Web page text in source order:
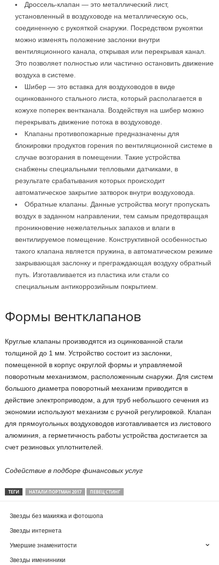
Дроссель-клапан — это металлический лист,
установленный в воздуховоде на металлическую ось,
соединенную с рукояткой снаружи. Посредством рукоятки
можно изменять положение заслонки внутри
вентиляционного канала, открывая или перекрывая канал.
Это позволяет полностью или частично остановить движение
воздуха в системе.
Шибер — это вставка для воздуховодов в виде
оцинкованного стального листа, который располагается в
кожухе поперек вентканала. Воздействуя на шибер можно
перекрывать движение потока в воздуховоде.
Клапаны противопожарные предназначены для
блокировки продуктов горения по вентиляционной системе в
случае возгорания в помещении. Такие устройства
снабжены специальными тепловыми датчиками, в
результате срабатывания которых происходит
автоматическое закрытие затворок внутри воздуховода.
Обратные клапаны. Данные устройства могут пропускать
воздух в заданном направлении, тем самым предотвращая
проникновение нежелательных запахов и влаги в
вентилируемое помещение. Конструктивной особенностью
такого клапана является пружина, в автоматическом режиме
закрывающая заслонку и преграждающая воздуху обратный
путь. Изготавливается из пластика или стали со
специальным антикоррозийным покрытием.
Формы вентклапанов
Круглые клапаны производятся из оцинкованной стали
толщиной до 1 мм. Устройство состоит из заслонки,
помещенной в корпус округлой формы и управляемой
поворотным механизмом, расположенным снаружи. Для систем
большого диаметра поворотный механизм приводится в
действие электроприводом, а для труб небольшого сечения из
экономии используют механизм с ручной регулировкой. Клапан
для прямоугольных воздуховодов изготавливается из листового
алюминия, а герметичность работы устройства достигается за
счет резиновых уплотнителей.
Содействие в подборе финансовых услуг
ТЕГИ НАТАЛИ ПОРТМАН 2017 ПЕВЕЦ СТИНГ
Звезды без макияжа и фотошопа
Звезды интернета
Умершие знаменитости
Звезды именинники